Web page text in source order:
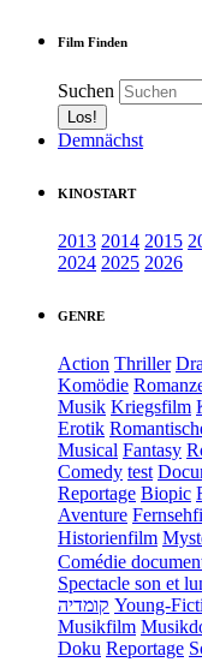
Film Finden
Suchen
Demnächst
KINOSTART
2013 2014 2015
2024 2025 2026
GENRE
Action Thriller
Komödie
Musik Kriegsfilm
Erotik
Musical Fantasy
Comedy test
Reportage Biopic
Aventure
Historienfilm
Comédie
Spectacle son et
קומדיה Young-
Musikfilm
Doku Reportage